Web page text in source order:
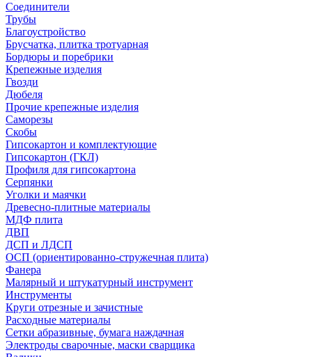
Соединители
Трубы
Благоустройство
Брусчатка, плитка тротуарная
Бордюры и поребрики
Крепежные изделия
Гвозди
Дюбеля
Прочие крепежные изделия
Саморезы
Скобы
Гипсокартон и комплектующие
Гипсокартон (ГКЛ)
Профиля для гипсокартона
Серпянки
Уголки и маячки
Древесно-плитные материалы
МДФ плита
ДВП
ДСП и ЛДСП
ОСП (ориентированно-стружечная плита)
Фанера
Малярный и штукатурный инструмент
Инструменты
Круги отрезные и зачистные
Расходные материалы
Сетки абразивные, бумага наждачная
Электроды сварочные, маски сварщика